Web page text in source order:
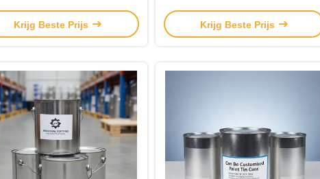
Metal Cover Duurzaam en
verpakkingsoplossing voor
Krijg Beste Prijs
voor identiteit en veilige verpakking
voor industriële verfproducten
Krijg Beste Prijs